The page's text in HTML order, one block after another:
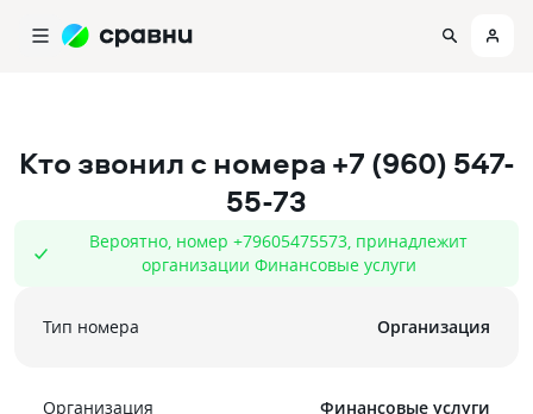
Кто звонил с номера +7 (960) 547-
55-73
Вероятно, номер +79605475573, принадлежит
организации Финансовые услуги
Тип номера Организация
Организация Финансовые услуги